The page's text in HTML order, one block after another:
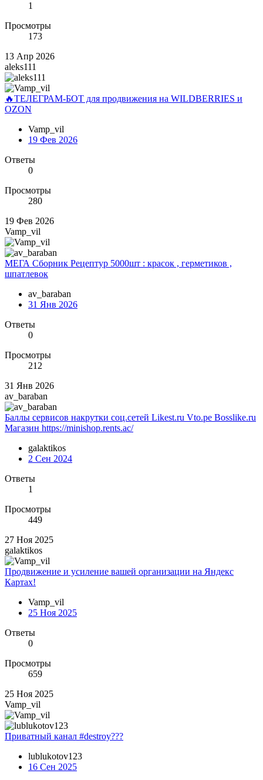
1
Просмотры
173
13 Апр 2026
aleks111
🔥ТЕЛЕГРАМ-БОТ для продвижения на WILDBERRIES и
OZON
Vamp_vil
19 Фев 2026
Ответы
0
Просмотры
280
19 Фев 2026
Vamp_vil
МЕГА Сборник Рецептур 5000шт : красок , герметиков ,
шпатлевок
av_baraban
31 Янв 2026
Ответы
0
Просмотры
212
31 Янв 2026
av_baraban
Баллы сервисов накрутки соц.сетей Likest.ru Vto.pe Bosslike.ru
Магазин https://minishop.rents.ac/
galaktikos
2 Сен 2024
Ответы
1
Просмотры
449
27 Ноя 2025
galaktikos
Продвижение и усиление вашей организации на Яндекс
Картах!
Vamp_vil
25 Ноя 2025
Ответы
0
Просмотры
659
25 Ноя 2025
Vamp_vil
Приватный канал #destroy???
lublukotov123
16 Сен 2025